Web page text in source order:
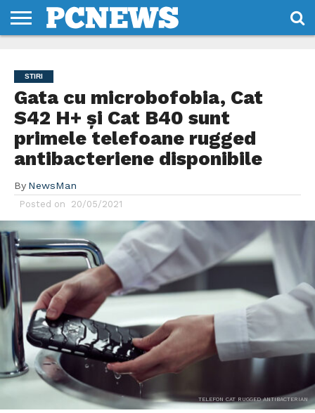
NOI
SI
CONDITII
STIRI
Gata cu microbofobia, Cat
S42 H+ și Cat B40 sunt
primele telefoane rugged
antibacteriene disponibile
By NewsMan
Posted on 20/05/2021
TELEFON CAT RUGGED ANTIBACTERIAN